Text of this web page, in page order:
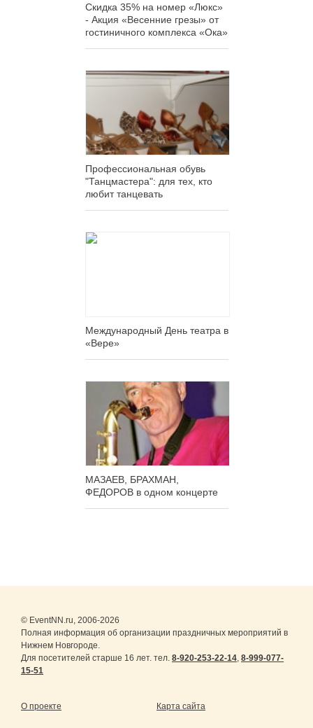
Скидка 35% на номер «Люкс»
- Акция «Весенние грезы» от
гостиничного комплекса «Ока»
Профессиональная обувь
"Танцмастера": для тех, кто
любит танцевать
Международный День театра в
«Вере»
МАЗАЕВ, БРАХМАН,
ФЕДОРОВ в одном концерте
© EventNN.ru, 2006-2026
Полная информация об организации праздничных мероприятий в
Нижнем Новгороде.
Для посетителей старше 16 лет. тел. 8-920-253-22-14 8-999-077-
15-51
О проекте Карта сайта